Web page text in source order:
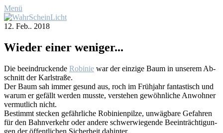
Menü
12. Feb.. 2018
Wie­der ei­ner we­ni­ger...
Die be­ein­dru­cken­de Ro­bi­nie war der ein­zi­ge Baum in un­se­rem Ab­
schnitt der Karl­stra­ße.
Der Baum sah im­mer ge­sund aus, roch im Früh­jahr fan­tas­tisch und
war­um er ge­fällt wer­den muss­te, ver­ste­hen ge­wöhn­li­che An­woh­ner
ver­mut­lich nicht.
Be­stimmt ste­cken ge­fähr­li­che Ro­bi­ni­en­pil­ze, un­wäg­ba­re Ge­fah­ren
für den Bahn­ver­kehr oder an­de­re schwer­wie­gen­de Be­ein­träch­ti­gun­
gen der öf­fent­li­chen Si­cher­heit da­hin­ter.